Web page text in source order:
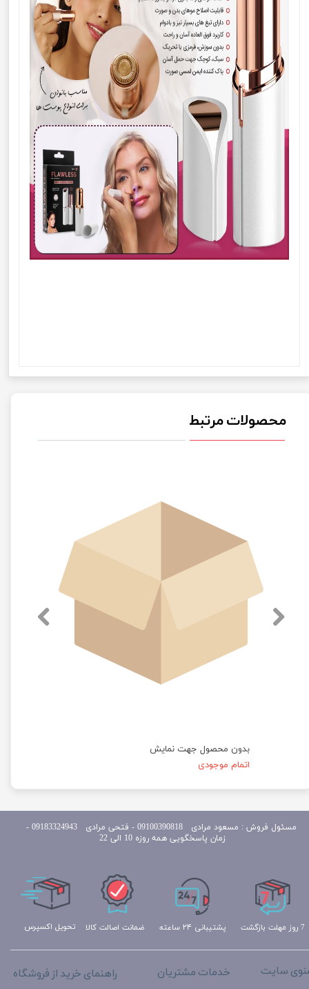
محصولات مرتبط
بدون محصول جهت نمایش
اتمام موجودی
تحویل اکسپرس پشتیبانی ۲۴ ساعته 7 روز مهلت بازگشت ضمانت اصالت کالا
راهنمای خرید از فروشگاه خدمات مشتریان سایت
مسئول
فروش : مسعود مرادی 09100390818​​​​​​​ ​​​​​​​- فتحی مرادی 09183324943 -
زمان پاسخگویی همه روزه 10 الی 22